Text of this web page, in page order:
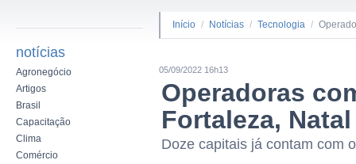
notícias
Agronegócio
Artigos
Brasil
Capacitação
Clima
Comércio
Início / Notícias / Tecnologia /
05/09/2022 16h13
Operadoras
Fortaleza,
Doze capitais já contam com